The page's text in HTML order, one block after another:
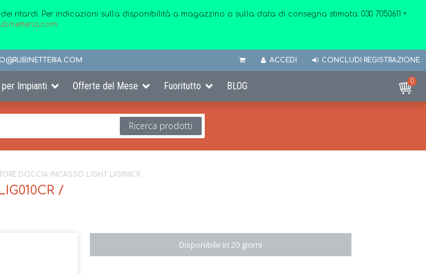
ritardi. Per indicazioni sulla disponibilità a magazzino o sulla data di consegna stimata: 030 7050611 •
ACCEDI CONCLUDI REGISTRAZIONE
Impianti Offerte del Mese Fuoritutto BLOG 0
Ricerca prodotti
DOCCIA INCASSO LIGHT LIG010CR
/
Disponibile in 20 giorni